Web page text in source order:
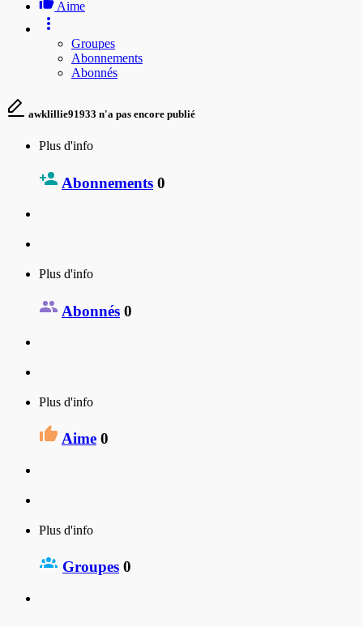
Aime
Groupes
Abonnements
Abonnés
awklillie91933 n'a pas encore publié
Plus d'info
Abonnements 0
Plus d'info
Abonnés 0
Plus d'info
Aime 0
Plus d'info
Groupes 0